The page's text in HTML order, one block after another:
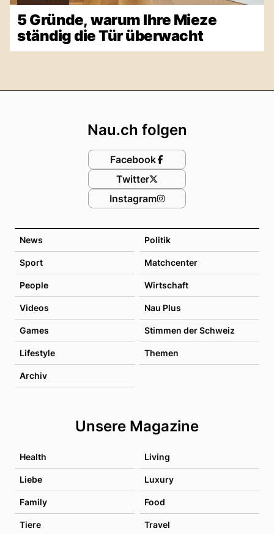
5 Gründe, warum Ihre Mieze
ständig die Tür überwacht
News Politik
Sport Matchcenter
People Wirtschaft
Videos Nau Plus
Games Stimmen der Schweiz
Lifestyle Themen
Archiv
Unsere Magazine
Health Living
Liebe Luxury
Family Food
Tiere Travel
Nau.ch folgen
Facebook
Twitter
Instagram